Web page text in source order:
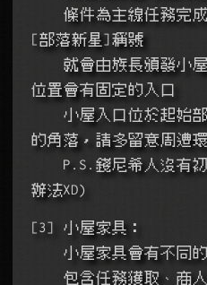
[部落新星]稱號
位置會有固定的入口
的角落，請多留意周遭環
辦法XD)
[3] 小屋家具：
小屋家具會有不同